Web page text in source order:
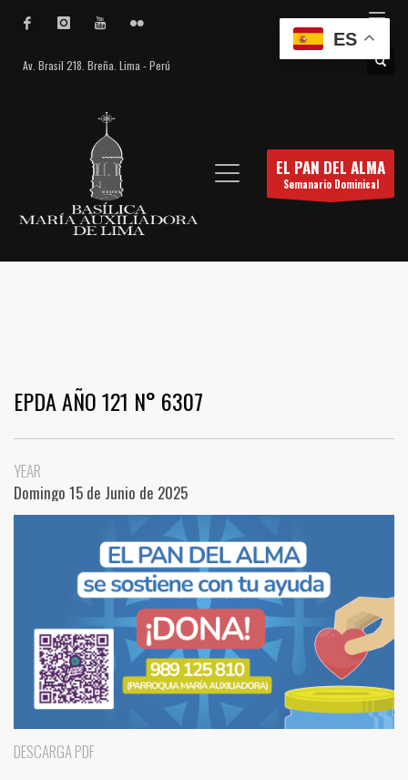
Av. Brasil 218. Breña. Lima - Perú
EL PAN DEL ALMA
Semanario Dominical
EPDA AÑO 121 N° 6307
YEAR
Domingo 15 de Junio de 2025
DESCARGA PDF
ES